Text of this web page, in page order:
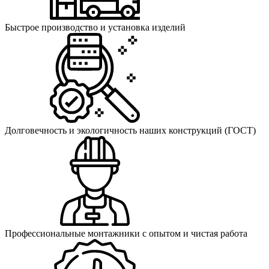
Быстрое производство и установка изделий
Долговечность и экологичность наших конструкций (ГОСТ)
Профессиональные монтажники с опытом и чистая работа